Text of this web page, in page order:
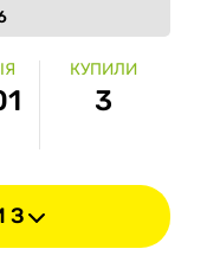
КУПИЛИ
3
З